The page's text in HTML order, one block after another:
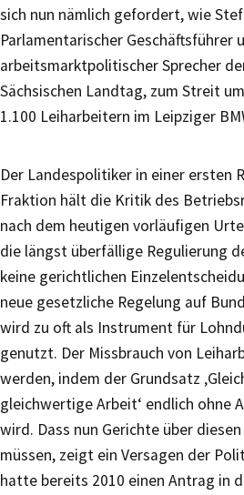
sich nun nämlich gefordert, wie
Parlamentarischer Geschäftsführer
arbeitsmarktpolitischer Sprecher
Sächsischen Landtag, zum Streit
1.100 Leiharbeitern im Leipziger
Der Landespolitiker in einer ersten
Fraktion hält die Kritik des
nach dem heutigen vorläufigen
die längst überfällige Regulierung
keine gerichtlichen
neue gesetzliche Regelung auf
wird zu oft als Instrument für
genutzt. Der Missbrauch von
werden, indem der Grundsatz
gleichwertige Arbeit‘ endlich ohne
wird. Dass nun Gerichte über
müssen, zeigt ein Versagen der
hatte bereits 2010 einen Antrag in